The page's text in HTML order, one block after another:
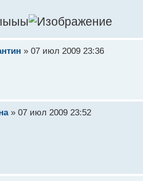
» 07 июл 2009 23:36
» 07 июл 2009 23:52